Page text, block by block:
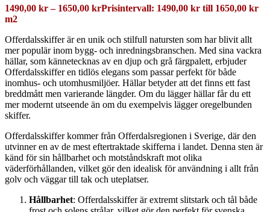
1490,00 kr – 1650,00 krPrisintervall: 1490,00 kr till 1650,00 kr
m2
Offerdalsskiffer är en unik och stilfull natursten som har blivit allt
mer populär inom bygg- och inredningsbranschen. Med sina vackra
hällar, som kännetecknas av en djup och grå färgpalett, erbjuder
Offerdalsskiffer en tidlös elegans som passar perfekt för både
inomhus- och utomhusmiljöer. Hällar betyder att det finns ett fast
breddmått men varierande längder. Om du lägger hällar får du ett
mer modernt utseende än om du exempelvis lägger oregelbunden
skiffer.
Offerdalsskiffer kommer från Offerdalsregionen i Sverige, där den
utvinner en av de mest eftertraktade skifferna i landet. Denna sten är
känd för sin hållbarhet och motståndskraft mot olika
väderförhållanden, vilket gör den idealisk för användning i allt från
golv och väggar till tak och uteplatser.
Hållbarhet: Offerdalsskiffer är extremt slitstark och tål både